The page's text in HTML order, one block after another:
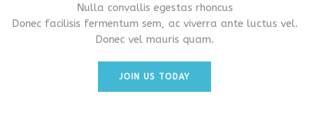
Nulla convallis egestas rhoncus
Donec facilisis fermentum sem, ac viverra ante luctus vel.
Donec vel mauris quam.
JOIN US TODAY